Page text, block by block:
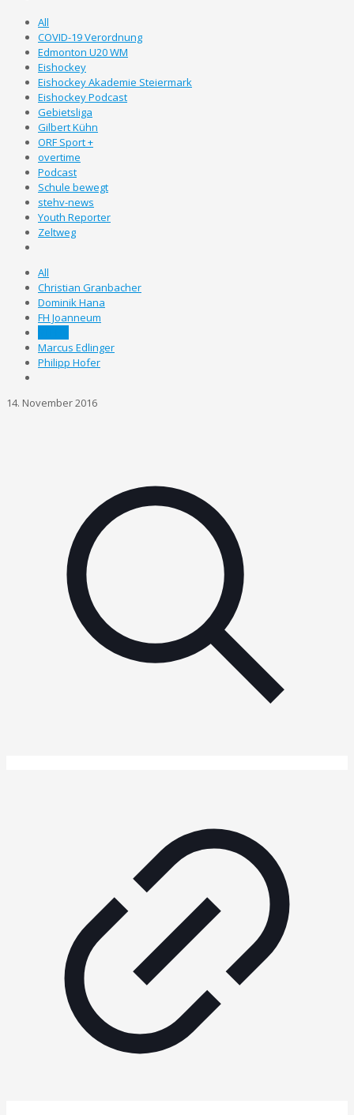
All
COVID-19 Verordnung
Edmonton U20 WM
Eishockey
Eishockey Akademie Steiermark
Eishockey Podcast
Gebietsliga
Gilbert Kühn
ORF Sport +
overtime
Podcast
Schule bewegt
stehv-news
Youth Reporter
Zeltweg
All
Christian Granbacher
Dominik Hana
FH Joanneum
Marcus Edlinger
Philipp Hofer
14. November 2016